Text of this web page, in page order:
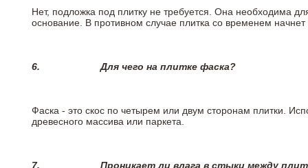
Нет, подложка под плитку не требуется. Она необходима
основание. В противном случае плитка со временем
6.Для чего на плитке фаска?
Фаска - это скос по четырем или двум сторонам плитки.
древесного массива или паркета.
7. Проникает ли влага в стыки между